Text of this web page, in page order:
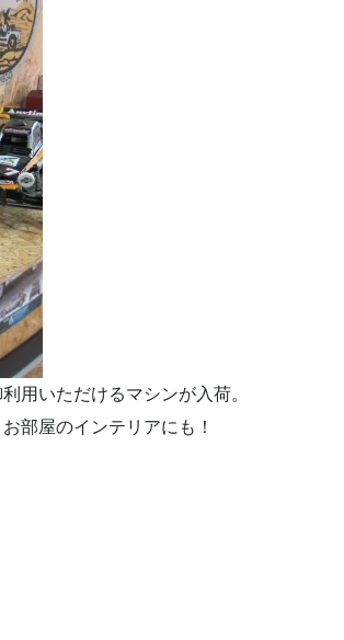
用いただけるマシンが入荷。
部屋のインテリアにも！